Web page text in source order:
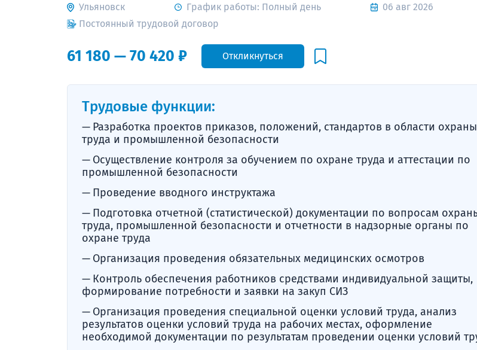
Ульяновск График работы: Полный день
06 авг 2026
Постоянный трудовой договор
61 180 — 70 420 ₽ Откликнуться
Трудовые функции:
Разработка проектов приказов, положений, стандартов в области охраны
труда и промышленной безопасности
Осуществление контроля за обучением по охране труда и аттестации по
промышленной безопасности
Проведение вводного инструктажа
Подготовка отчетной (статистической) документации по вопросам
труда, промышленной безопасности и отчетности в надзорные органы по
охране труда
Организация проведения обязательных медицинских осмотров
Контроль обеспечения работников средствами индивидуальной защиты,
формирование потребности и заявки на закуп СИЗ
Организация проведения специальной оценки условий труда, анализ
результатов оценки условий труда на рабочих местах, оформление
необходимой документации по результатам проведении оценки условий